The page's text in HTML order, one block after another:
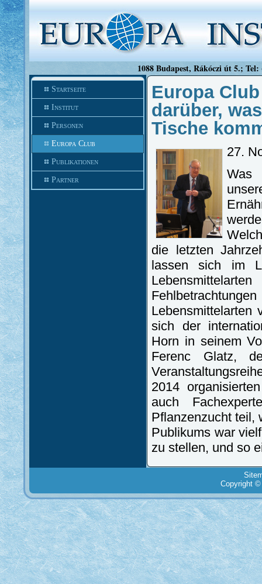
1088 Budapest, Rákóczi út 5.;
Startseite
Institut
Personen
Europa Club
Publikationen
Partner
Europa
darüber,
Tische
27.
Was
die letzten
lassen sich im
Lebensmittelarten
sich der
Horn in seinem
Ferenc Glatz,
2014
auch
Pflanzenzucht teil,
Publikums war
zu stellen, und so
Copyright ©